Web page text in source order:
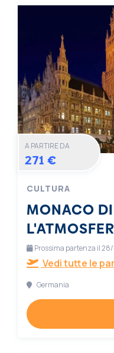
A PARTIRE DA
271 €
CULTURA
MONACO
Prossima partenza il 28/
Vedi tutte le
Germania